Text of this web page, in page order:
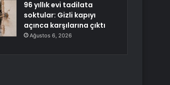
96 yıllık evi tadilata
soktular: Gizli kapıyı
açınca karşılarına çıktı
Ağustos 6, 2026